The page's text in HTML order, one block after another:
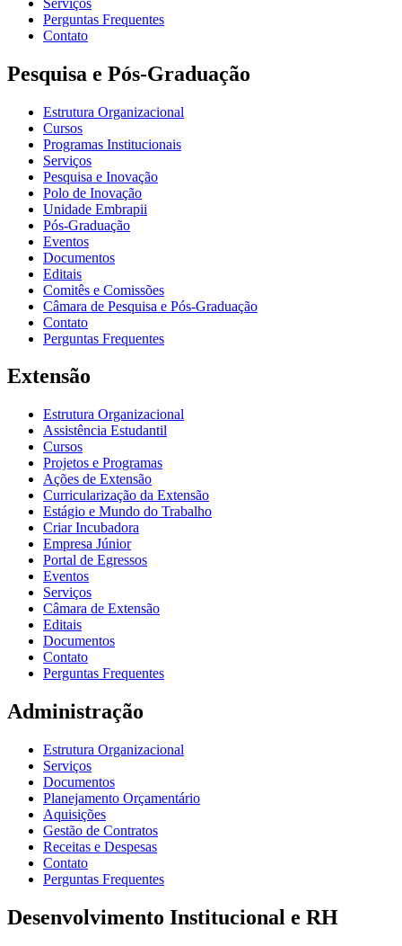
Perguntas Frequentes
Contato
Pesquisa e Pós-Graduação
Estrutura Organizacional
Cursos
Programas Institucionais
Serviços
Pesquisa e Inovação
Polo de Inovação
Unidade Embrapii
Pós-Graduação
Eventos
Documentos
Editais
Comitês e Comissões
Câmara de Pesquisa e Pós-Graduação
Contato
Perguntas Frequentes
Extensão
Estrutura Organizacional
Assistência Estudantil
Cursos
Projetos e Programas
Ações de Extensão
Curricularização da Extensão
Estágio e Mundo do Trabalho
Criar Incubadora
Empresa Júnior
Portal de Egressos
Eventos
Serviços
Câmara de Extensão
Editais
Documentos
Contato
Perguntas Frequentes
Administração
Estrutura Organizacional
Serviços
Documentos
Planejamento Orçamentário
Aquisições
Gestão de Contratos
Receitas e Despesas
Contato
Perguntas Frequentes
Desenvolvimento Institucional e RH